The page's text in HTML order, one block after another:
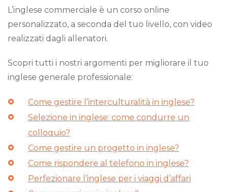
L’inglese commerciale è un corso online
personalizzato, a seconda del tuo livello, con video
realizzati dagli allenatori.
Scopri tutti i nostri argomenti per migliorare il tuo
inglese generale professionale:
Come gestire l’interculturalità in inglese?
Selezione in inglese: come condurre un
colloquio?
Come gestire un progetto in inglese?
Come rispondere al telefono in inglese?
Perfezionare l’inglese per i viaggi d’affari